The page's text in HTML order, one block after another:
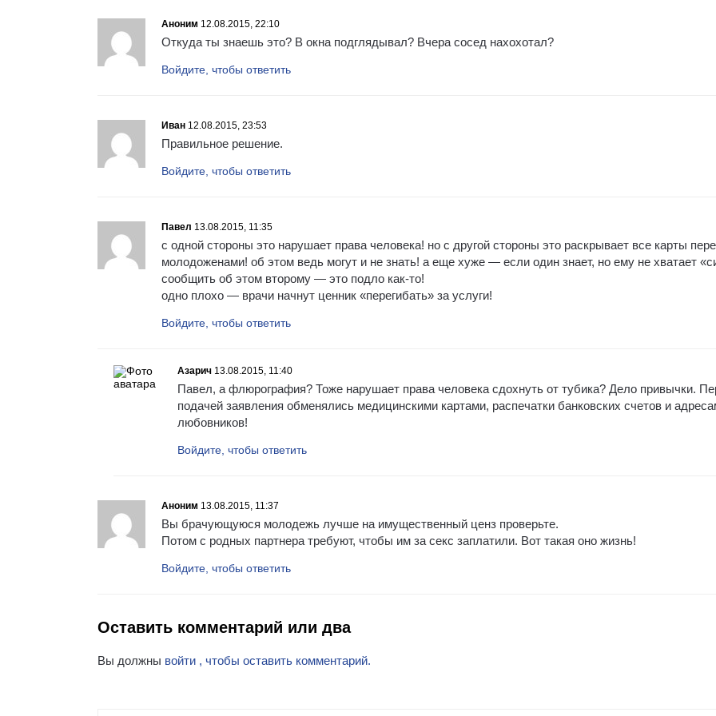
Аноним 12.08.2015, 22:10
Откуда ты знаешь это? В окна подглядывал? Вчера сосед нахохотал?
Войдите, чтобы ответить
Иван 12.08.2015, 23:53
Правильное решение.
Войдите, чтобы ответить
Павел 13.08.2015, 11:35
с одной стороны это нарушает права человека! но с другой стороны это раскрывает все карты
молодоженами! об этом ведь могут и не знать! а еще хуже — если один знает, но ему не хватает
сообщить об этом второму — это подло как-то!
одно плохо — врачи начнут ценник «перегибать» за услуги!
Войдите, чтобы ответить
Азарич 13.08.2015, 11:40
Павел, а флюрография? Тоже нарушает права человека сдохнуть от тубика? Дело привычки.
подачей заявления обменялись медицинскими картами, распечатки банковских счетов и
любовников!
Войдите, чтобы ответить
Аноним 13.08.2015, 11:37
Вы брачующуюся молодежь лучше на имущественный ценз проверьте.
Потом с родных партнера требуют, чтобы им за секс заплатили. Вот такая оно жизнь!
Войдите, чтобы ответить
Оставить комментарий или два
Вы должны войти , чтобы оставить комментарий.